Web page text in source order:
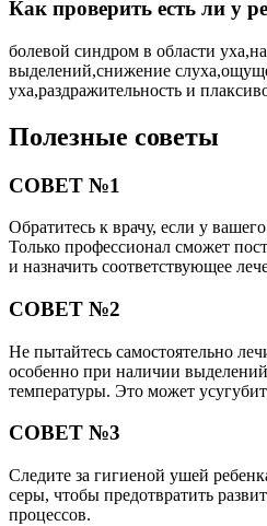
Как проверить есть ли у
болевой синдром в области
выделений,снижение
уха,раздражительность и
Полезные советы
СОВЕТ №1
Обратитесь к врачу, если у
Только профессионал сможет
и назначить соответствующее
СОВЕТ №2
Не пытайтесь самостоятельно
особенно при наличии
температуры. Это может
СОВЕТ №3
Следите за гигиеной ушей
серы, чтобы предотвратить
процессов.